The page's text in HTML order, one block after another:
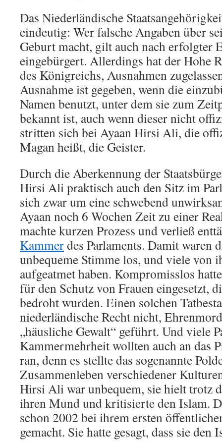
Das Niederländische
eindeutig: Wer falsche Angaben über
Geburt macht, gilt auch nach erfolgter
eingebürgert. Allerdings hat der Hohe
des Königreichs, Ausnahmen
Ausnahme ist gegeben, wenn die
Namen benutzt, unter dem sie zum
bekannt ist, auch wenn dieser nicht
stritten sich bei Ayaan Hirsi Ali, die
Magan heißt, die Geister.
Durch die Aberkennung der
Hirsi Ali praktisch auch den Sitz im
sich zwar um eine schwebend
Ayaan noch 6 Wochen Zeit zu einer
machte kurzen Prozess und verließ
Kammerdes Parlaments. Damit waren
unbequeme Stimme los, und viele von
aufgeatmet haben. Kompromisslos
für den Schutz von Frauen eingesetzt,
bedroht wurden. Einen solchen
niederländische Recht nicht,
„häusliche Gewalt“ geführt. Und viele
Kammermehrheit wollten auch an das
ran, denn es stellte das sogenannte
Zusammenleben verschiedener
Hirsi Ali war unbequem, sie hielt trotz
ihren Mund und kritisierte den Islam.
schon 2002 bei ihrem ersten
gemacht. Sie hatte gesagt, dass sie den